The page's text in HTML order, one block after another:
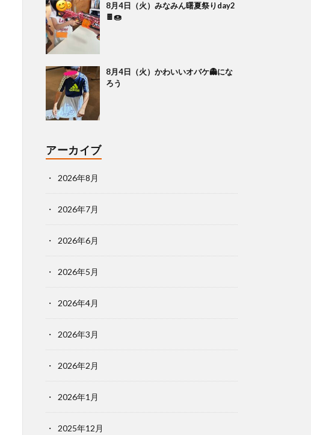
8月4日（火）みなみん曙夏祭りday2
🍫🍩
8月4日（火）かわいいオバケ👻にな
ろう
アーカイブ
2026年8月
2026年7月
2026年6月
2026年5月
2026年4月
2026年3月
2026年2月
2026年1月
2025年12月